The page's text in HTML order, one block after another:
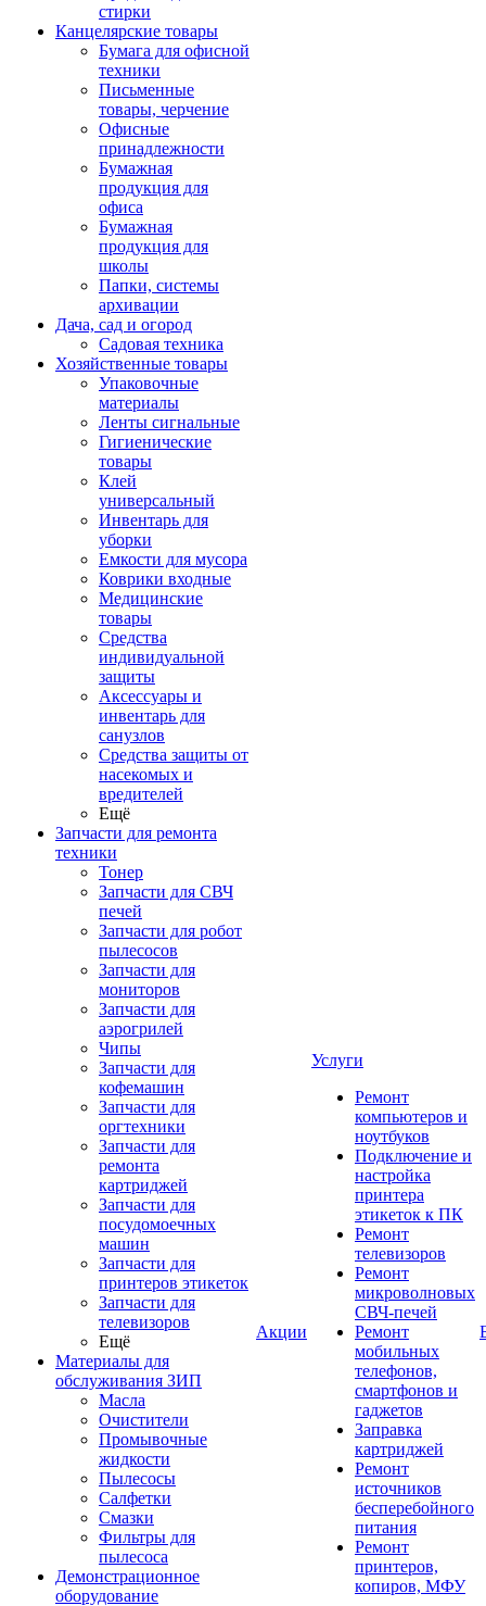
стирки
Канцелярские товары
Бумага для офисной
техники
Письменные
товары, черчение
Офисные
принадлежности
Бумажная
продукция для
офиса
Бумажная
продукция для
школы
Папки, системы
архивации
Дача, сад и огород
Садовая техника
Хозяйственные товары
Упаковочные
материалы
Ленты сигнальные
Гигиенические
товары
Клей
универсальный
Инвентарь для
уборки
Емкости для мусора
Коврики входные
Медицинские
товары
Средства
индивидуальной
защиты
Аксессуары и
инвентарь для
санузлов
Средства защиты от
насекомых и
вредителей
Ещё
Запчасти для ремонта
техники
Тонер
Запчасти для СВЧ
печей
Запчасти для робот
пылесосов
Запчасти для
мониторов
Запчасти для
аэрогрилей
Чипы
Запчасти для
кофемашин
Запчасти для
оргтехники
Запчасти для
ремонта
картриджей
Запчасти для
посудомоечных
машин
Запчасти для
принтеров этикеток
Запчасти для
телевизоров
Ещё
Материалы для
обслуживания ЗИП
Масла
Очистители
Промывочные
жидкости
Пылесосы
Салфетки
Смазки
Фильтры для
пылесоса
Демонстрационное
оборудование
Акции
Услуги
Ремонт
компьютеров и
ноутбуков
Подключение и
настройка
принтера
этикеток к ПК
Ремонт
телевизоров
Ремонт
микроволновых
СВЧ-печей
Ремонт
мобильных
телефонов,
смартфонов и
гаджетов
Заправка
картриджей
Ремонт
источников
бесперебойного
питания
Ремонт
принтеров,
копиров, МФУ